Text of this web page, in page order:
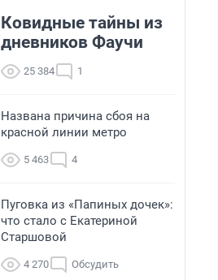
Ковидные тайны из
дневников Фаучи
25 384 1
Названа причина сбоя на
красной линии метро
5 463 4
Пуговка из «Папиных дочек»:
что стало с Екатериной
Старшовой
4 270 Обсудить